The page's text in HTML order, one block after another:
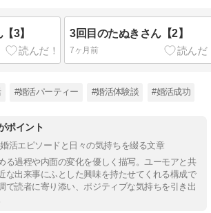
3】 3回目のたぬきさん【2】
7ヶ月前
#婚活パーティー #婚活体験談 #婚活成功
ポイント
活エピソードと日々の気持ちを綴る文章
る過程や内面の変化を優しく描写。ユーモアと共
な出来事にふとした興味を持たせてくれる構成で
で読者に寄り添い、ポジティブな気持ちを引き出